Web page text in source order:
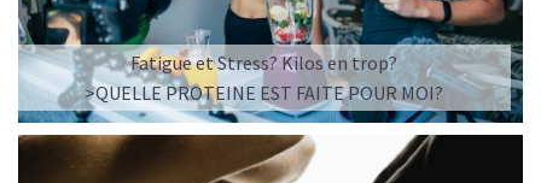
Fatigue et Stress? Kilos en trop?
>QUELLE PROTEINE EST FAITE POUR MOI?